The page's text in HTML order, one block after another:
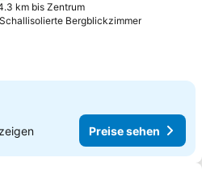
km bis Zentrum
Schallisolierte BergblickzimmerPreise
Preise sehen